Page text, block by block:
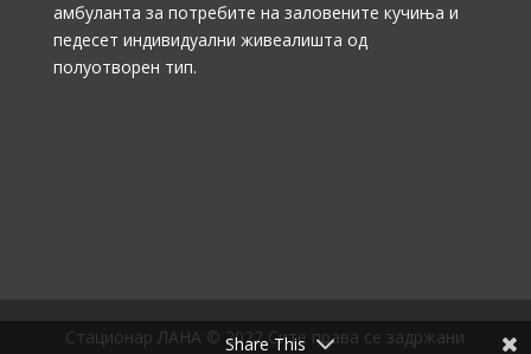
амбуланта за потребите на заловените кучиња и
педесет индивидуални живеалишта од
полуотворен тип.
Стационар ЛАНА © 2022 Сите права се задржани
Share This